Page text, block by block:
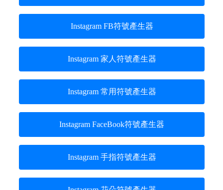
Instagram FB符號產生器
Instagram 家人符號產生器
Instagram 常用符號產生器
Instagram FaceBook符號產生器
Instagram 手指符號產生器